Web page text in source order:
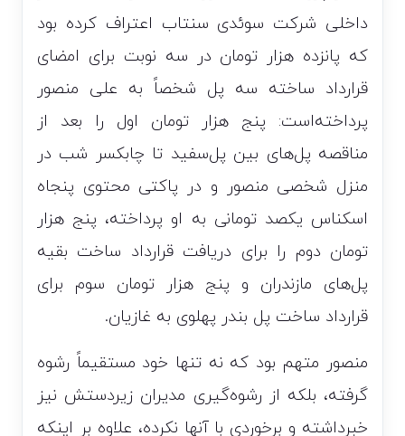
داخلی شرکت سوئدی سنتاب اعتراف کرده بود
که پانزده هزار تومان در سه نوبت برای امضای
قرارداد ساخته سه پل شخصاً به علی منصور
پرداخته‌است: پنج هزار تومان اول را بعد از
مناقصه پل‌های بین پل‌سفید تا چابکسر شب در
منزل شخصی منصور و در پاکتی محتوی پنجاه
اسکناس یکصد تومانی به او پرداخته، پنج هزار
تومان دوم را برای دریافت قرارداد ساخت بقیه
پل‌های مازندران و پنج هزار تومان سوم برای
قرارداد ساخت پل بندر پهلوی به غازیان.
منصور متهم بود که نه تنها خود مستقیماً رشوه
گرفته، بلکه از رشوه‌گیری مدیران زیردستش نیز
خبرداشته و برخوردی با آنها نکرده، علاوه بر اینکه